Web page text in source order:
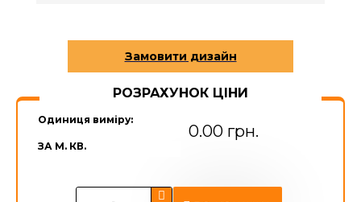
РОЗРАХУНОК ЦІНИ
Одиниця виміру:
ЗА М. КВ.
0.00 грн.